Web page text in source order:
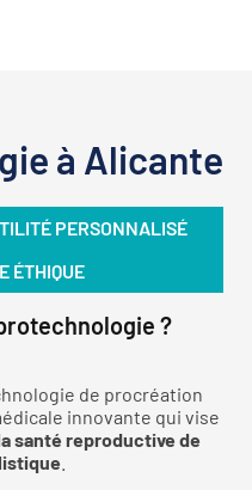
à Alicante
PERSONNALISÉ
ÉTHIQUE
?
de procréation
innovante qui vise
santé reproductive de